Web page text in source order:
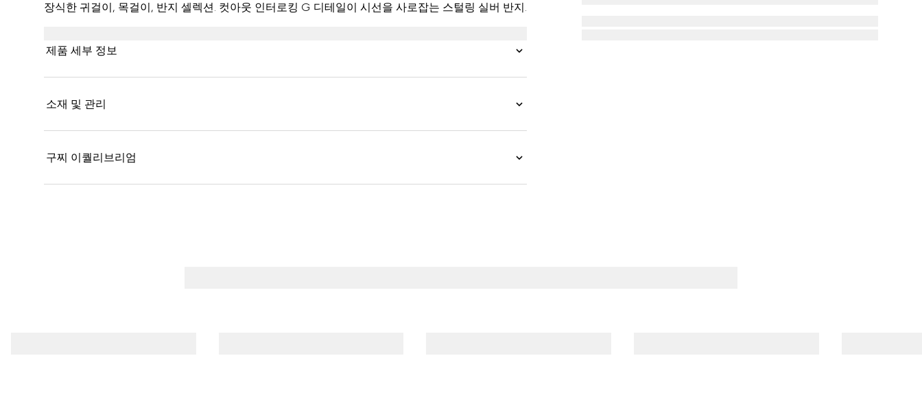
장식한 귀걸이, 목걸이, 반지 셀렉션. 컷아웃 인터로킹 G 디테일이 시선을 사로잡는 스털링 실버 반지.
제품 세부 정보
소재 및 관리
구찌 이퀄리브리엄